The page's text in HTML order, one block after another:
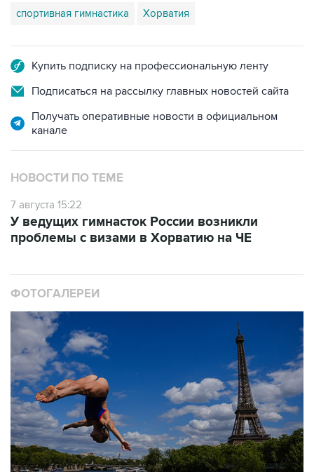
Подписаться на рассылку главных новостей сайта
Получать оперативные новости в официальном
канале
НОВОСТИ ПО ТЕМЕ
7 августа 15:22
проблемы с визами в Хорватию на ЧЕ
10